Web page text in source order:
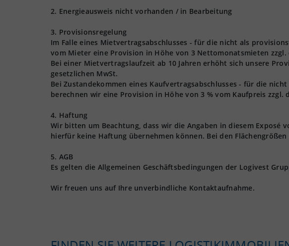
2. Energieausweis nicht vorhanden / in Bearbeitung
3. Provisionsregelung
Im Falle eines Mietvertragsabschlusses - für die nicht als
vom Mieter eine Provision in Höhe von 3 Nettomonatsmieten zzgl.
Bei einer Mietvertragslaufzeit ab 10 Jahren erhöht sich unsere
gesetzlichen MwSt.
Bei Zustandekommen eines Kaufvertragsabschlusses - für die
berechnen wir eine Provision in Höhe von 3 % vom Kaufpreis zzgl.
4. Haftung
Wir bitten um Beachtung, dass wir die Angaben in diesem Exposé
hierfür keine Haftung übernehmen können. Bei den
5. AGB
Es gelten die Allgemeinen Geschäftsbedingungen der Logivest
Wir freuen uns auf Ihre unverbindliche Kontaktaufnahme.